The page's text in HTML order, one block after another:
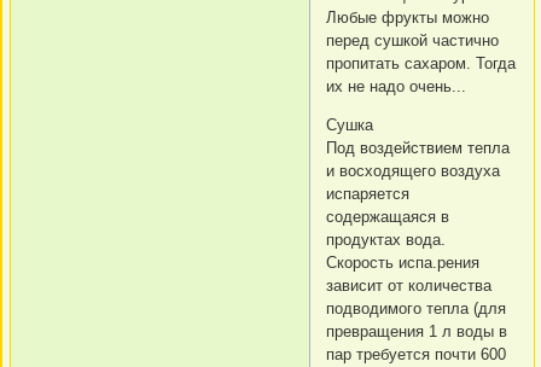
Любые фрукты можно
перед сушкой частично
пропитать сахаром. Тогда
их не надо очень...
Сушка
Под воздействием тепла
и восходящего воздуха
испаряется
содержащаяся в
продуктах вода.
Скорость испа.рения
зависит от количества
подводимого тепла (для
превращения 1 л воды в
пар требуется почти 600